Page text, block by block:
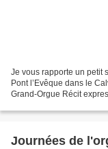
Je vous rapporte un petit
Pont l’Evêque dans le
Grand-Orgue Récit
Journées de